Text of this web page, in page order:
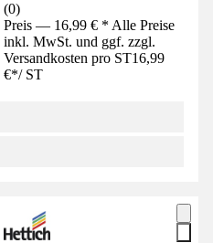
(0)
Preis — 16,99 € * Alle Preise
inkl. MwSt. und ggf. zzgl.
Versandkosten pro ST16,99
€*/ ST